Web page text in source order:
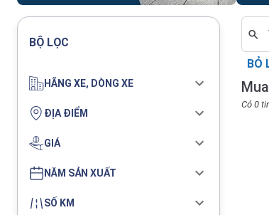
BỘ LỌC
HÃNG XE, DÒNG XE
ĐỊA ĐIỂM
GIÁ
NĂM SẢN XUẤT
SỐ KM
Có 0
BỎ